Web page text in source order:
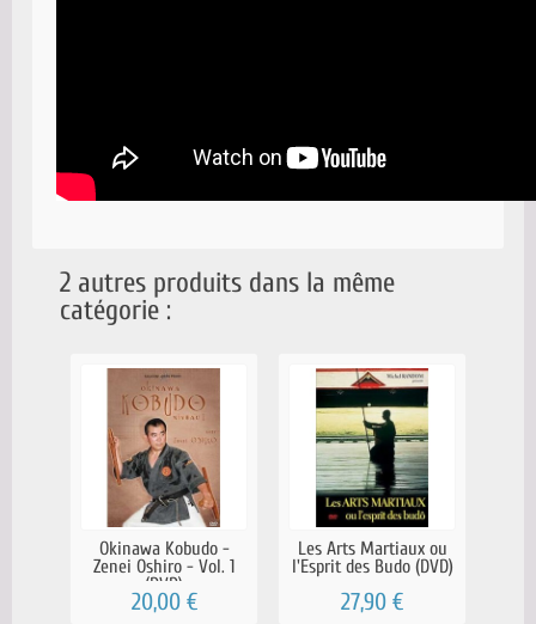
2 autres produits dans la même
catégorie :
Okinawa Kobudo -
Zenei Oshiro - Vol. 1
(DVD)
20,00 €
Les Arts Martiaux ou
l'Esprit des Budo (DVD)
27,90 €